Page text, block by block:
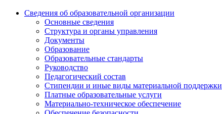
Сведения об образовательной организации
Основные сведения
Структура и органы управления
Документы
Образование
Образовательные стандарты
Руководство
Педагогический состав
Стипендии и иные виды материальной поддержки
Платные образовательные услуги
Материально-техническое обеспечение